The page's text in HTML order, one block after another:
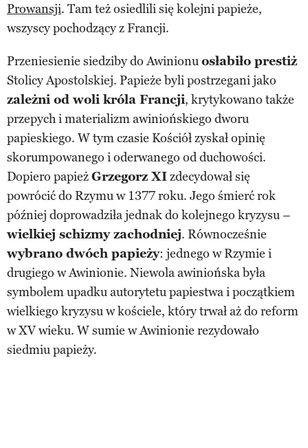
Prowansji. Tam też osiedlili się kolejni papieże,
wszyscy pochodzący z Francji.
Przeniesienie siedziby do Awinionuosłabiło prestiż
Stolicy Apostolskiej. Papieże byli postrzegani jako
zależni od woli króla Francji, krytykowano także
przepych i materializm awiniońskiego dworu
papieskiego. W tym czasie Kościół zyskał opinię
skorumpowanego i oderwanego od duchowości.
Dopiero papieżGrzegorz XIzdecydował się
powrócić do Rzymu w 1377 roku. Jego śmierć rok
później doprowadziła jednak do kolejnego kryzysu –
wielkiej schizmy zachodniej. Równocześnie
wybrano dwóch papieży: jednego w Rzymie i
drugiego w Awinionie. Niewola awiniońska była
symbolem upadku autorytetu papiestwa i początkiem
wielkiego kryzysu w kościele, który trwał aż do reform
w XV wieku. W sumie w Awinionie rezydowało
siedmiu papieży.